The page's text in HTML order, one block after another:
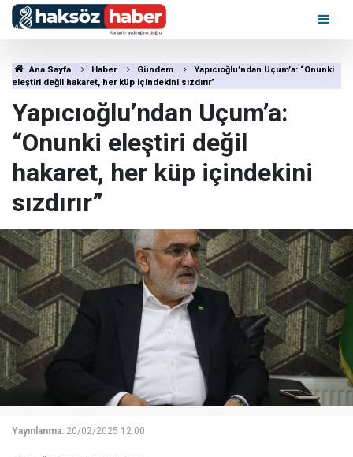
Ana Sayfa Haber Gündem
Yapıcıoğlu’ndan Uçum’a: “Onunki
eleştiri değil hakaret, her küp içindekini sızdırır”
Yapıcıoğlu’ndan Uçum’a:
“Onunki eleştiri değil
hakaret, her küp içindekini
sızdırır”
Yayınlanma: 20/02/2025 12:00